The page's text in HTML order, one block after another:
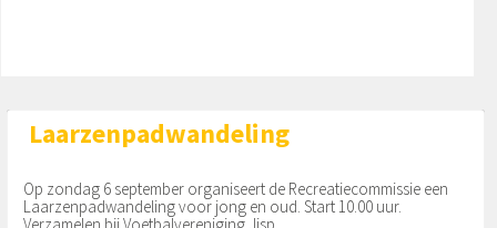
Laarzenpadwandeling
Op zondag 6 september organiseert de Recreatiecommissie een
Laarzenpadwandeling voor jong en oud. Start 10.00 uur.